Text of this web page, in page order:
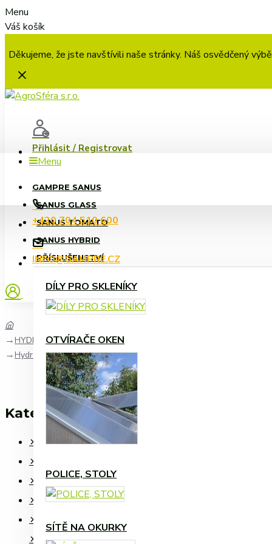
Menu
Váš košík
Děkujeme, že jste navštívili naše stránky. Náš osvědčený
Přihlásit / Registrovat
Menu
GAMPRE SANUS
SANUS GLASS
SANUS TOMATO
SANUS HYBRID
PŘÍSLUŠENSTVÍ
DÍLY PRO SKLENÍKY
OTVÍRAČE OKEN
POLICE, STOLY
SÍTĚ NA OKURKY
+420 704 510 600
INFO@GAMPRE.CZ
HYDROPONICKÉ PĚSTOVÁNÍ
Hydroponický košík průměr 10 cm, 4,3", balení 1 kus
Kategorie
SKLENÍKY SANUS L 220
SKLENÍKY SANUS G SKLO
SKLENÍKY SANUS HYBRID
SKLENÍKY TOMATO
PŘÍSLUŠENSTVÍ SKLENÍKŮ